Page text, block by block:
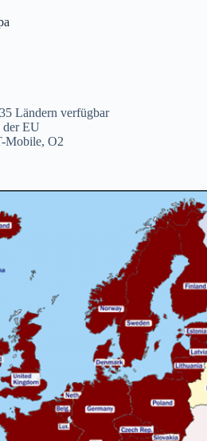
Ländern verfügbar
der EU
Mobile, O2